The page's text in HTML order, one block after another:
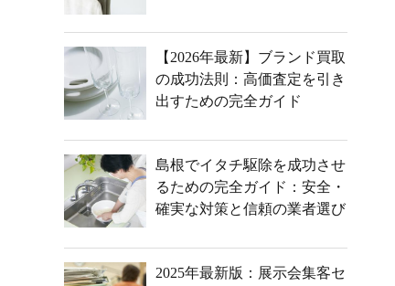
【2026年最新】ブランド買取
の成功法則：高価査定を引き
出すための完全ガイド
島根でイタチ駆除を成功させ
るための完全ガイド：安全・
確実な対策と信頼の業者選び
2025年最新版：展示会集客セ